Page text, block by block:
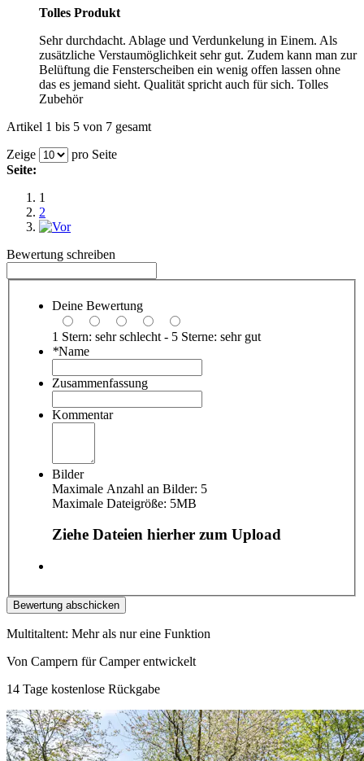
Tolles Produkt
Sehr durchdacht. Ablage und Verdunkelung in Einem. Als
zusätzliche Verstaumöglichkeit sehr gut. Zudem kann man zur
Belüftung die Fensterscheiben ein wenig offen lassen ohne
das es jemand sieht. Qualität spricht auch für sich. Tolles
Zubehör
Artikel 1 bis 5 von 7 gesamt
Zeige
pro Seite
Seite:
1
2
Bewertung schreiben
Deine Bewertung
1 Stern: sehr schlecht - 5 Sterne: sehr gut
*Name
Zusammenfassung
Kommentar
Bilder
Maximale Anzahl an Bilder: 5
Maximale Dateigröße: 5MB
Ziehe Dateien hierher zum Upload
Bewertung abschicken
Multitaltent: Mehr als nur eine Funktion
Von Campern für Camper entwickelt
14 Tage kostenlose Rückgabe